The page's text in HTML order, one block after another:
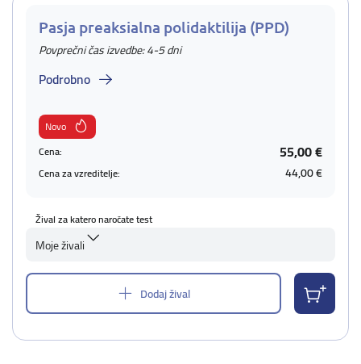
Pasja preaksialna polidaktilija (PPD)
Povprečni čas izvedbe: 4-5 dni
Podrobno
Novo
Cena:
55,00 €
Cena za vzreditelje: 44,00 €
Žival za katero naročate test
Moje živali
Dodaj žival